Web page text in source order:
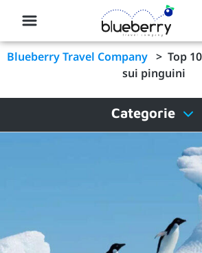
Blueberry Travel Company > Top
sui pinguini
Categorie